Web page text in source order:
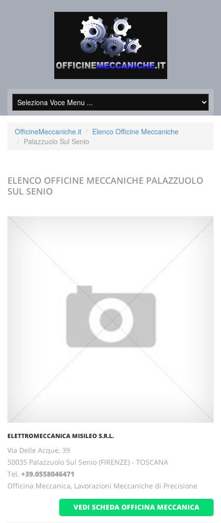
OfficineMeccaniche.it
Elenco Officine Meccaniche
Palazzuolo Sul Senio
ELENCO OFFICINE MECCANICHE PALAZZUOLO
SUL SENIO
ELETTROMECCANICA MISILEO S.R.L.
Via Delle Acque, 39
50035 Palazzuolo Sul Senio (FIRENZE) - TOSCANA
Tel. +39.0558046471
Officina Meccanica, Lavorazioni Meccaniche di Precisione
VEDI SCHEDA OFFICINA MECCANICA